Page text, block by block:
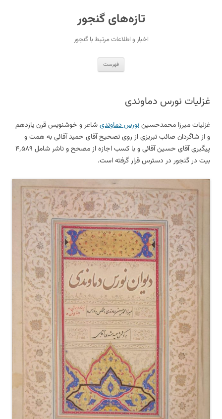
تازه‌های گنجور
اخبار و اطلاعات مرتبط با گنجور
فهرست
غزلیات نورس دماوندی
غزلیات میرزا محمدحسیننورس دماوندیشاعر و خوشنویس قرن یازدهم
و از شاگردان صائب تبریزی از روی تصحیح آقای حمید آقائی به همت و
پیگیری آقای حسین آقائی و با کسب اجازه از مصحح و ناشر شامل ۴٬۵۸۹
بیت در گنجور در دسترس قرار گرفته است.